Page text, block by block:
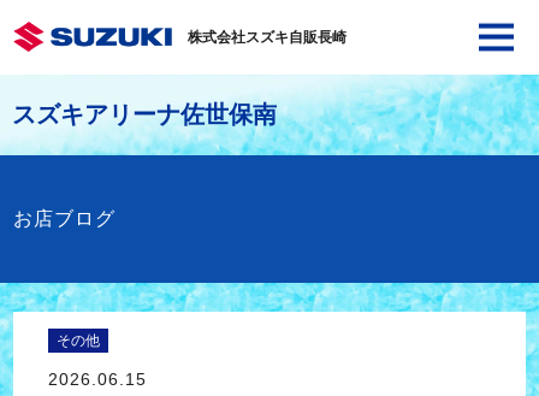
株式会社スズキ自販長崎
スズキアリーナ佐世保南
お店ブログ
その他
2026.06.15